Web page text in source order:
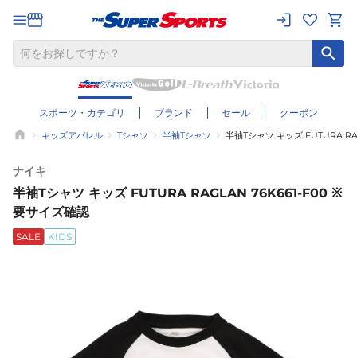
スポーツ・カテゴリ ブランド セール クーポン
キッズアパレル Tシャツ 半袖Tシャツ 半袖Tシャツ キッズ FUTURA
ナイキ
半袖Tシャツ キッズ FUTURA RAGLAN 76K661-F00 ※
要サイズ確認
SALE KIDS